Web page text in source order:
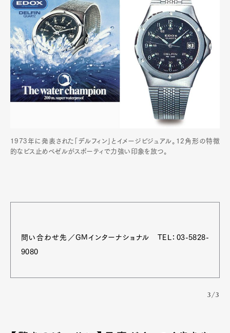
1973年に発表された「デルフィン」とイメージビジュアル。12角形の特徴
的なビス止めベゼルがスポーティで力強い印象を放つ。
問い合わせ先／GMインターナショナル TEL：03-5828-
9080
3/3